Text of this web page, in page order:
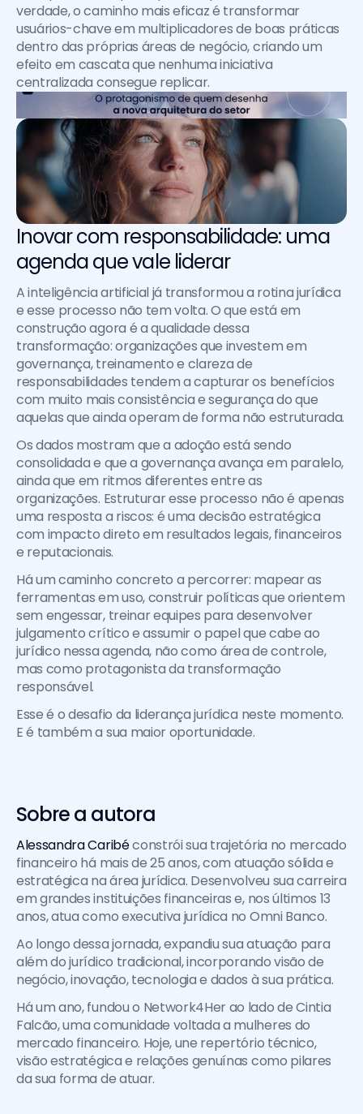
verdade, o caminho mais eficaz é transformar
usuários-chave em multiplicadores de boas práticas
dentro das próprias áreas de negócio, criando um
efeito em cascata que nenhuma iniciativa
centralizada consegue replicar.
Inovar com responsabilidade: uma
agenda que vale liderar
A inteligência artificial já transformou a rotina jurídica
e esse processo não tem volta. O que está em
construção agora é a qualidade dessa
transformação: organizações que investem em
governança, treinamento e clareza de
responsabilidades tendem a capturar os benefícios
com muito mais consistência e segurança do que
aquelas que ainda operam de forma não estruturada.
Os dados mostram que a adoção está sendo
consolidada e que a governança avança em paralelo,
ainda que em ritmos diferentes entre as
organizações. Estruturar esse processo não é apenas
uma resposta a riscos: é uma decisão estratégica
com impacto direto em resultados legais, financeiros
e reputacionais.
Há um caminho concreto a percorrer: mapear as
ferramentas em uso, construir políticas que orientem
sem engessar, treinar equipes para desenvolver
julgamento crítico e assumir o papel que cabe ao
jurídico nessa agenda, não como área de controle,
mas como protagonista da transformação
responsável.
Esse é o desafio da liderança jurídica neste momento.
E é também a sua maior oportunidade.
Sobre a autora
Alessandra Caribé constrói sua trajetória no mercado
financeiro há mais de 25 anos, com atuação sólida e
estratégica na área jurídica. Desenvolveu sua carreira
em grandes instituições financeiras e, nos últimos 13
anos, atua como executiva jurídica no Omni Banco.
Ao longo dessa jornada, expandiu sua atuação para
além do jurídico tradicional, incorporando visão de
negócio, inovação, tecnologia e dados à sua prática.
Há um ano, fundou o Network4Her ao lado de Cintia
Falcão, uma comunidade voltada a mulheres do
mercado financeiro. Hoje, une repertório técnico,
visão estratégica e relações genuínas como pilares
da sua forma de atuar.